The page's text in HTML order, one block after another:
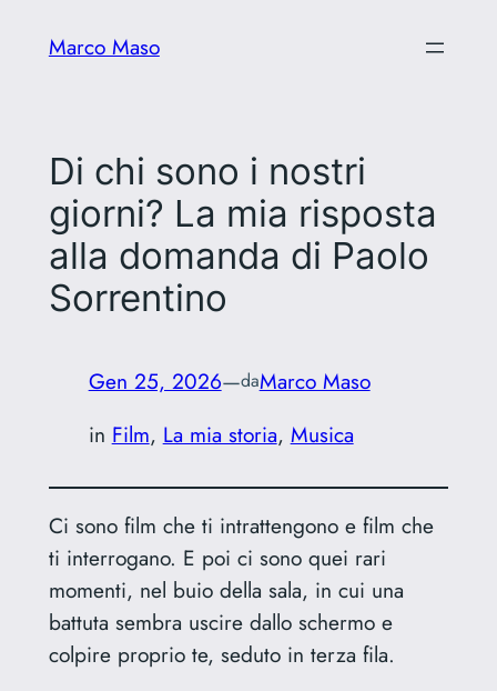
Marco Maso
Di chi sono i nostri
giorni? La mia risposta
alla domanda di Paolo
Sorrentino
Gen 25, 2026—daMarco Maso
in Film, La mia storia, Musica
Ci sono film che ti intrattengono e film che
ti interrogano. E poi ci sono quei rari
momenti, nel buio della sala, in cui una
battuta sembra uscire dallo schermo e
colpire proprio te, seduto in terza fila.